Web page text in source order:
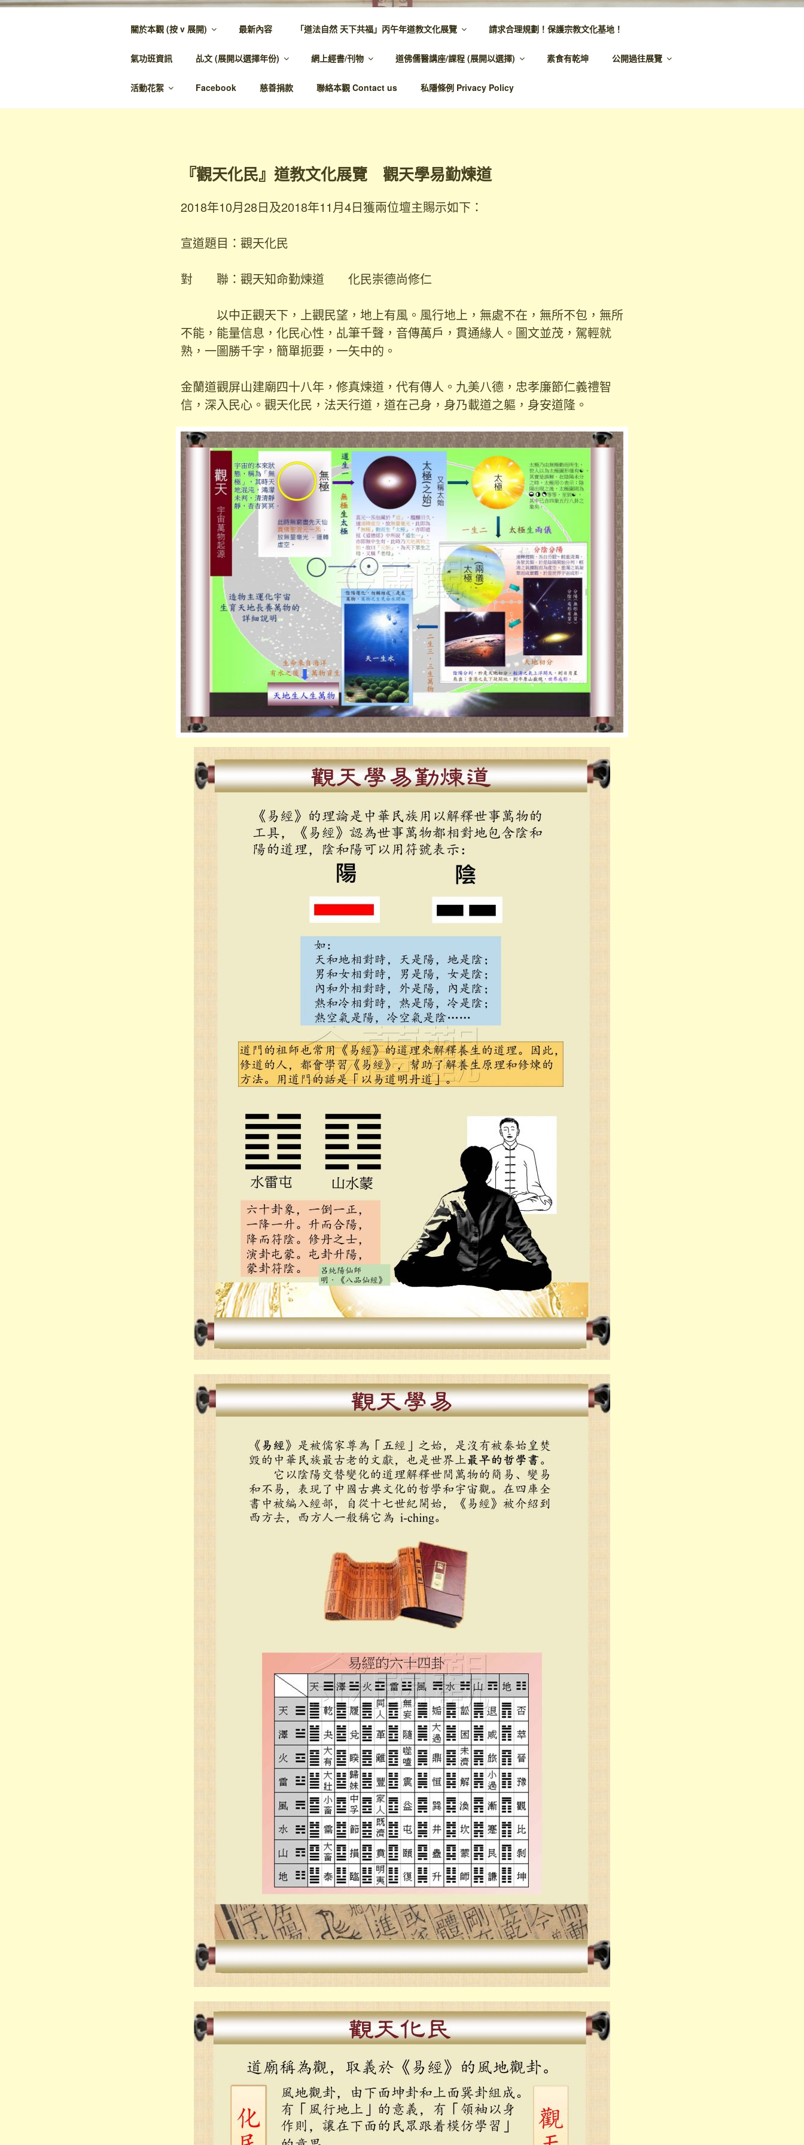
跳
金蘭觀 – 主網頁
金蘭至誠，神人溫馨，代天宣化，百業昌興
關於本觀 (按 v 展開) 最新內容 「道法自然 天下共福」丙午年道教文化展覽 請求合理規劃！保護宗教文化基地！
氣功班資訊 乩文 (展開以選擇年份) 網上經書/刊物 道佛儒醫講座/課程 (展開以選擇) 素食有乾坤 公開過往展覽
活動花絮 Facebook 慈善捐款 聯絡本觀 Contact us 私隱條例 Privacy Policy
『觀天化民』道教文化展覽 觀天學易勤煉道
2018年10月28日及2018年11月4日獲兩位壇主賜示如下：
宣道題目：觀天化民
對 聯：觀天知命勤煉道 化民崇德尚修仁
以中正觀天下，上觀民望，地上有風。風行地上，無處不在，無所不包，無所
不能，能量信息，化民心性，乩筆千聲，音傳萬戶，貫通緣人。圖文並茂，駕輕就
熟，一圖勝千字，簡單扼要，一矢中的。
金蘭道觀屏山建廟四十八年，修真煉道，代有傳人。九美八德，忠孝廉節仁義禮智
信，深入民心。觀天化民，法天行道，道在己身，身乃載道之軀，身安道隆。